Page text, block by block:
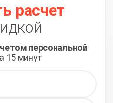
расчет
персональной
15 минут